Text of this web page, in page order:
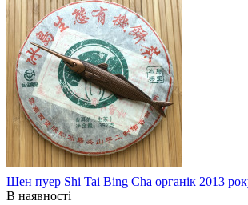
Шен пуер Shi Tai Bing Cha органік 2013
В наявності